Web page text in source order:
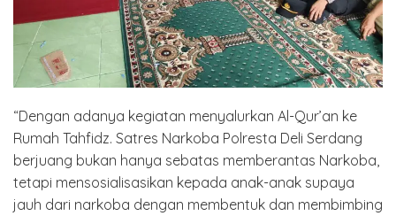
“Dengan adanya kegiatan menyalurkan Al-Qur’an ke
Rumah Tahfidz. Satres Narkoba Polresta Deli Serdang
berjuang bukan hanya sebatas memberantas Narkoba,
tetapi mensosialisasikan kepada anak-anak supaya
jauh dari narkoba dengan membentuk dan membimbing